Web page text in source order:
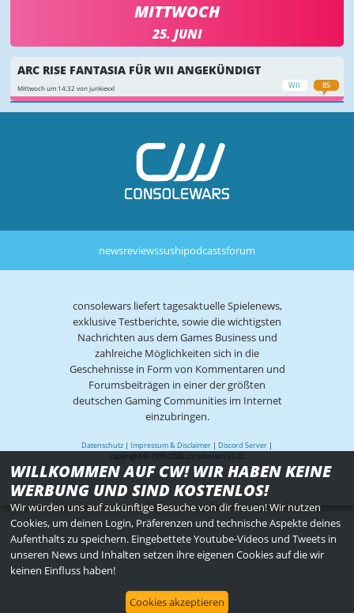
MITTWOCH
25. JUNI
WII 85
ARC RISE FANTASIA FÜR WII ANGEKÜNDIGT
Mittwoch um 14:32 von junkiexxl
newsreviewssushipodcastsforum
consolewars liefert tagesaktuelle Spielenews,
exklusive Testberichte, sowie die wichtigsten
Nachrichten aus dem Games Business und
zahlreiche Möglichkeiten sich in die
Geschehnisse in Form von Kommentaren und
Forumsbeiträgen in einer der größten
deutschen Gaming Communities im Internet
einzubringen.
Datenschutz | Impressum & Disclaimer | Discord Server |
copyright © 1999-2026
consolewars V2.82
WILLKOMMEN AUF CW! WIR HABEN KEINE
WERBUNG UND SIND KOSTENLOS!
Wir würden uns auf zukünftige Besuche von dir freuen! Wir nutzen
Cookies, um deinen Login, Präferenzen und technische Aspekte deines
Aufenthalts zu speichern. Eingebettete Youtube-Videos und Tweets in
unseren News und Inhalten setzen ihre eigenen Cookies auf die wir
keinen Einfluss haben!
Cookies akzeptieren